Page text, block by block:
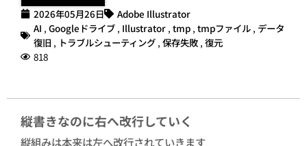
2026年05月26日
Adobe Illustrator
AI , Googleドライブ , Illustrator , tmp , tmpファイル , データ
復旧 , トラブルシューティング , 保存失敗 , 復元
818
縦書きなのに右へ改行していく
縦組みは本来は左へ改行されていきます